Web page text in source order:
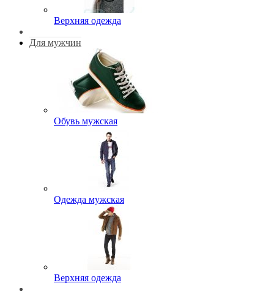
Верхняя одежда
Для мужчин
Обувь мужская
Одежда мужская
Верхняя одежда